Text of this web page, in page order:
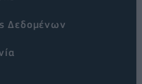
Δεδομένων